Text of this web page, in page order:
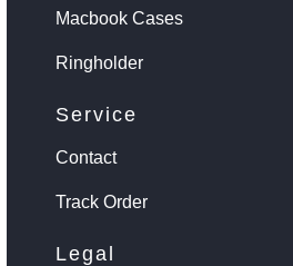
Macbook Cases
Ringholder
Service
Contact
Track Order
Legal